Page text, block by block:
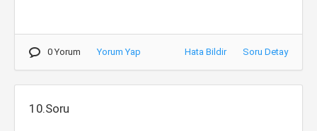
0 Yorum Yorum Yap Hata Bildir Soru Detay
10.Soru